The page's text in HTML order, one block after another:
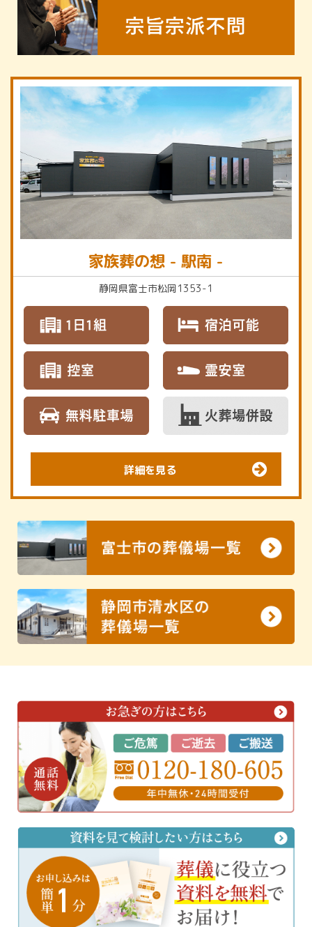
家族葬の想 - 駅南 -
静岡県富士市松岡1353-1
詳細を見る